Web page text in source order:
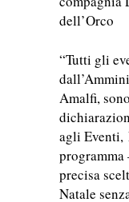
dell’Orco
“Tutti gli
Amalfi,
agli Eventi,
programma
precisa
Natale